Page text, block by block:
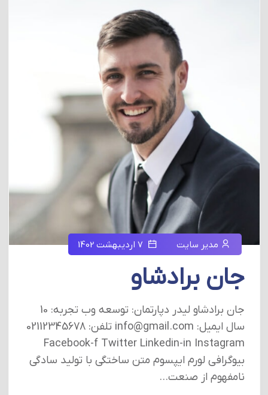
مدیر سایت
جان برادشاو
جان برادشاو لیدر دپارتمان: توسعه وب تجربه: 10
سال ایمیل: info@gmail.com تلفن: 02112345678
Facebook-f Twitter Linkedin-in Instagram
بیوگرافی لورم ایپسوم متن ساختگی با تولید سادگی
نامفهوم از صنعت...